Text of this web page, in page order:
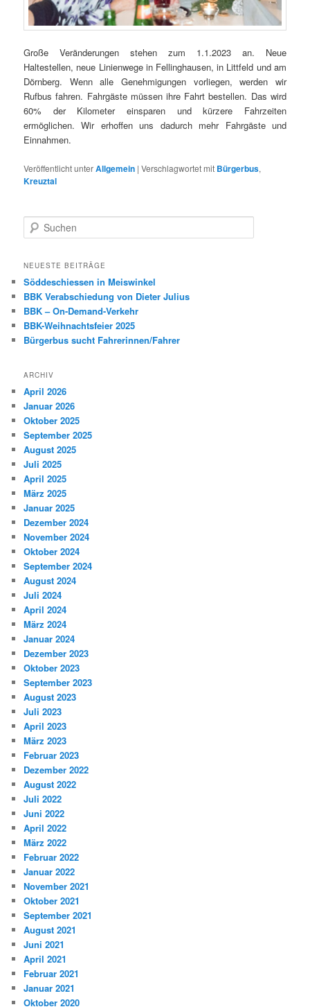
Große Veränderungen stehen zum 1.1.2023 an. Neue
Haltestellen, neue Linienwege in Fellinghausen, in Littfeld und am
Dörnberg. Wenn alle Genehmigungen vorliegen, werden wir
Rufbus fahren. Fahrgäste müssen ihre Fahrt bestellen. Das wird
60% der Kilometer einsparen und kürzere Fahrzeiten
ermöglichen. Wir erhoffen uns dadurch mehr Fahrgäste und
Einnahmen.
Veröffentlicht unterAllgemein |Verschlagwortet mit Bürgerbus,
Kreuztal
u
h
n
NEUESTE BEITRÄGE
Söddeschiessen in Meiswinkel
BBK Verabschiedung von Dieter Julius
BBK – On-Demand-Verkehr
BBK-Weihnachtsfeier 2025
Bürgerbus sucht Fahrerinnen/Fahrer
ARCHIV
April 2026
Januar 2026
Oktober 2025
September 2025
August 2025
Juli 2025
April 2025
März 2025
Januar 2025
Dezember 2024
November 2024
Oktober 2024
September 2024
August 2024
Juli 2024
April 2024
März 2024
Januar 2024
Dezember 2023
Oktober 2023
September 2023
August 2023
Juli 2023
April 2023
März 2023
Februar 2023
Dezember 2022
August 2022
Juli 2022
Juni 2022
April 2022
März 2022
Februar 2022
Januar 2022
November 2021
Oktober 2021
September 2021
August 2021
Juni 2021
April 2021
Februar 2021
Januar 2021
Oktober 2020